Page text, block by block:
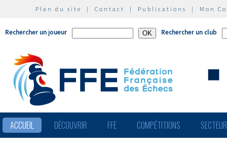
Plan du site | Contact | Publications | Mon
Rechercher un joueur Rechercher un club
ACCUEIL DÉCOUVRIR FFE COMPÉTITIONS